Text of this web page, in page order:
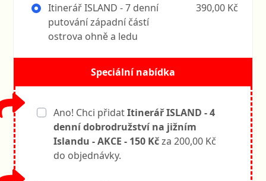
Itinerář ISLAND - 7 denní
putování západní částí
ostrova ohně a ledu
390,00 Kč
Speciální nabídka
Ano! Chci přidatItinerář ISLAND - 4
denní dobrodružství na jižním
Islandu - AKCE - 150 Kčza 200,00 Kč
do objednávky.